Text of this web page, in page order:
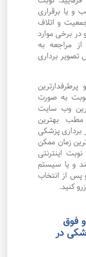
یا برقراری
و اتلاف
برخی موارد
مراجعه به
برداری
به صورت
وب سایت
مطب بهترین
پزشکی
زمان ممکن
اینترنتی
و یا سیستم
از انتخاب
کنید.
فوق
در